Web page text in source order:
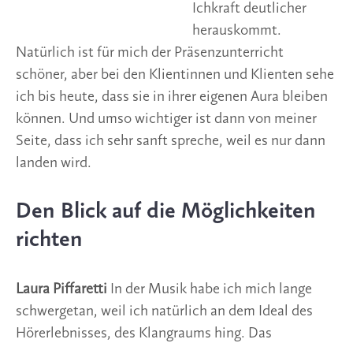
Ichkraft deutlicher
herauskommt.
Natürlich ist für mich der Präsenzunterricht
schöner, aber bei den Klientinnen und Klienten sehe
ich bis heute, dass sie in ihrer eigenen Aura bleiben
können. Und umso wichtiger ist dann von meiner
Seite, dass ich sehr sanft spreche, weil es nur dann
landen wird.
Den Blick auf die Möglichkeiten
richten
Laura Piffaretti In der Musik habe ich mich lange
schwergetan, weil ich natürlich an dem Ideal des
Hörerlebnisses, des Klangraums hing. Das